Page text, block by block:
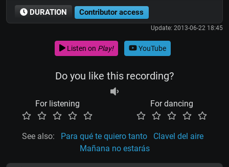
DURATION Contributor access
Update: 2013-06-22 18:45
Listen on Play! YouTube
Do you like this recording?
For listening For dancing
See also: Para qué te quiero tanto
Clavel del aire
Mañana no estarás